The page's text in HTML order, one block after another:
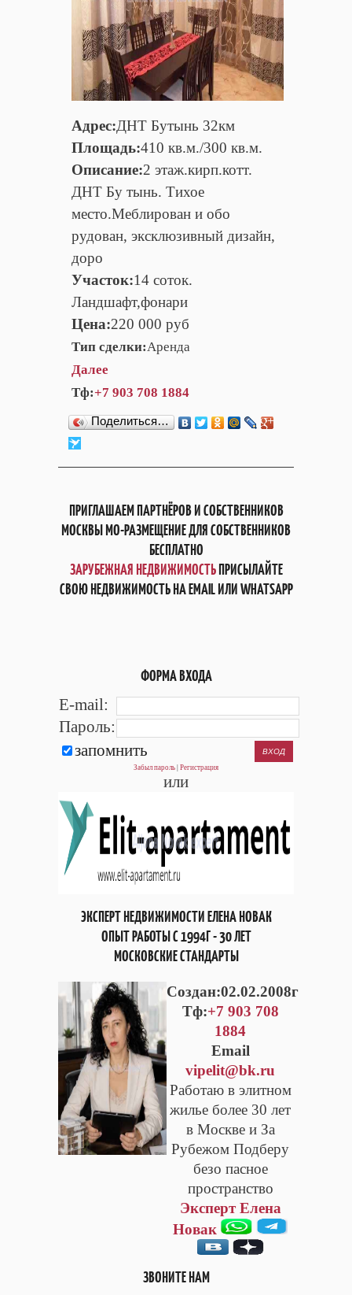
Адрес:ДНТ Бутынь 32км
Площадь:410 кв.м./300 кв.м.
Описание:2 этаж.кирп.котт.
ДНТ Бу тынь. Тихое
место.Меблирован и обо
рудован, эксклюзивный дизайн,
доро
Участок:14 соток.
Ландшафт,фонари
Цена:220 000 руб
Тип сделки:Аренда
Далее
Тф:+7 903 708 1884
Поделиться…
ПРИГЛАШАЕМ ПАРТНЁРОВ И СОБСТВЕННИКОВ
МОСКВЫ МО-РАЗМЕЩЕНИЕ ДЛЯ СОБСТВЕННИКОВ
БЕСПЛАТНО
ЗАРУБЕЖНАЯ НЕДВИЖИМОСТЬПРИСЫЛАЙТЕ
СВОЮ НЕДВИЖИМОСТЬ НА EMAIL ИЛИ WHATSAPP
ФОРМА ВХОДА
E-mail:
Пароль:
запомнить
Забыл пароль Регистрация
или
ЭКСПЕРТ НЕДВИЖИМОСТИ ЕЛЕНА НОВАК
ОПЫТ РАБОТЫ С 1994Г - 30 ЛЕТ
МОСКОВСКИЕ СТАНДАРТЫ
Cоздан:02.02.2008г
Тф:+7 903 708
1884
Email
vipelit@bk.ru
Работаю в элитном
жилье более 30 лет
в Москве и За
Рубежом Подберу
безо пасное
пространство
Эксперт Елена
Новак
ЗВОНИТЕ НАМ